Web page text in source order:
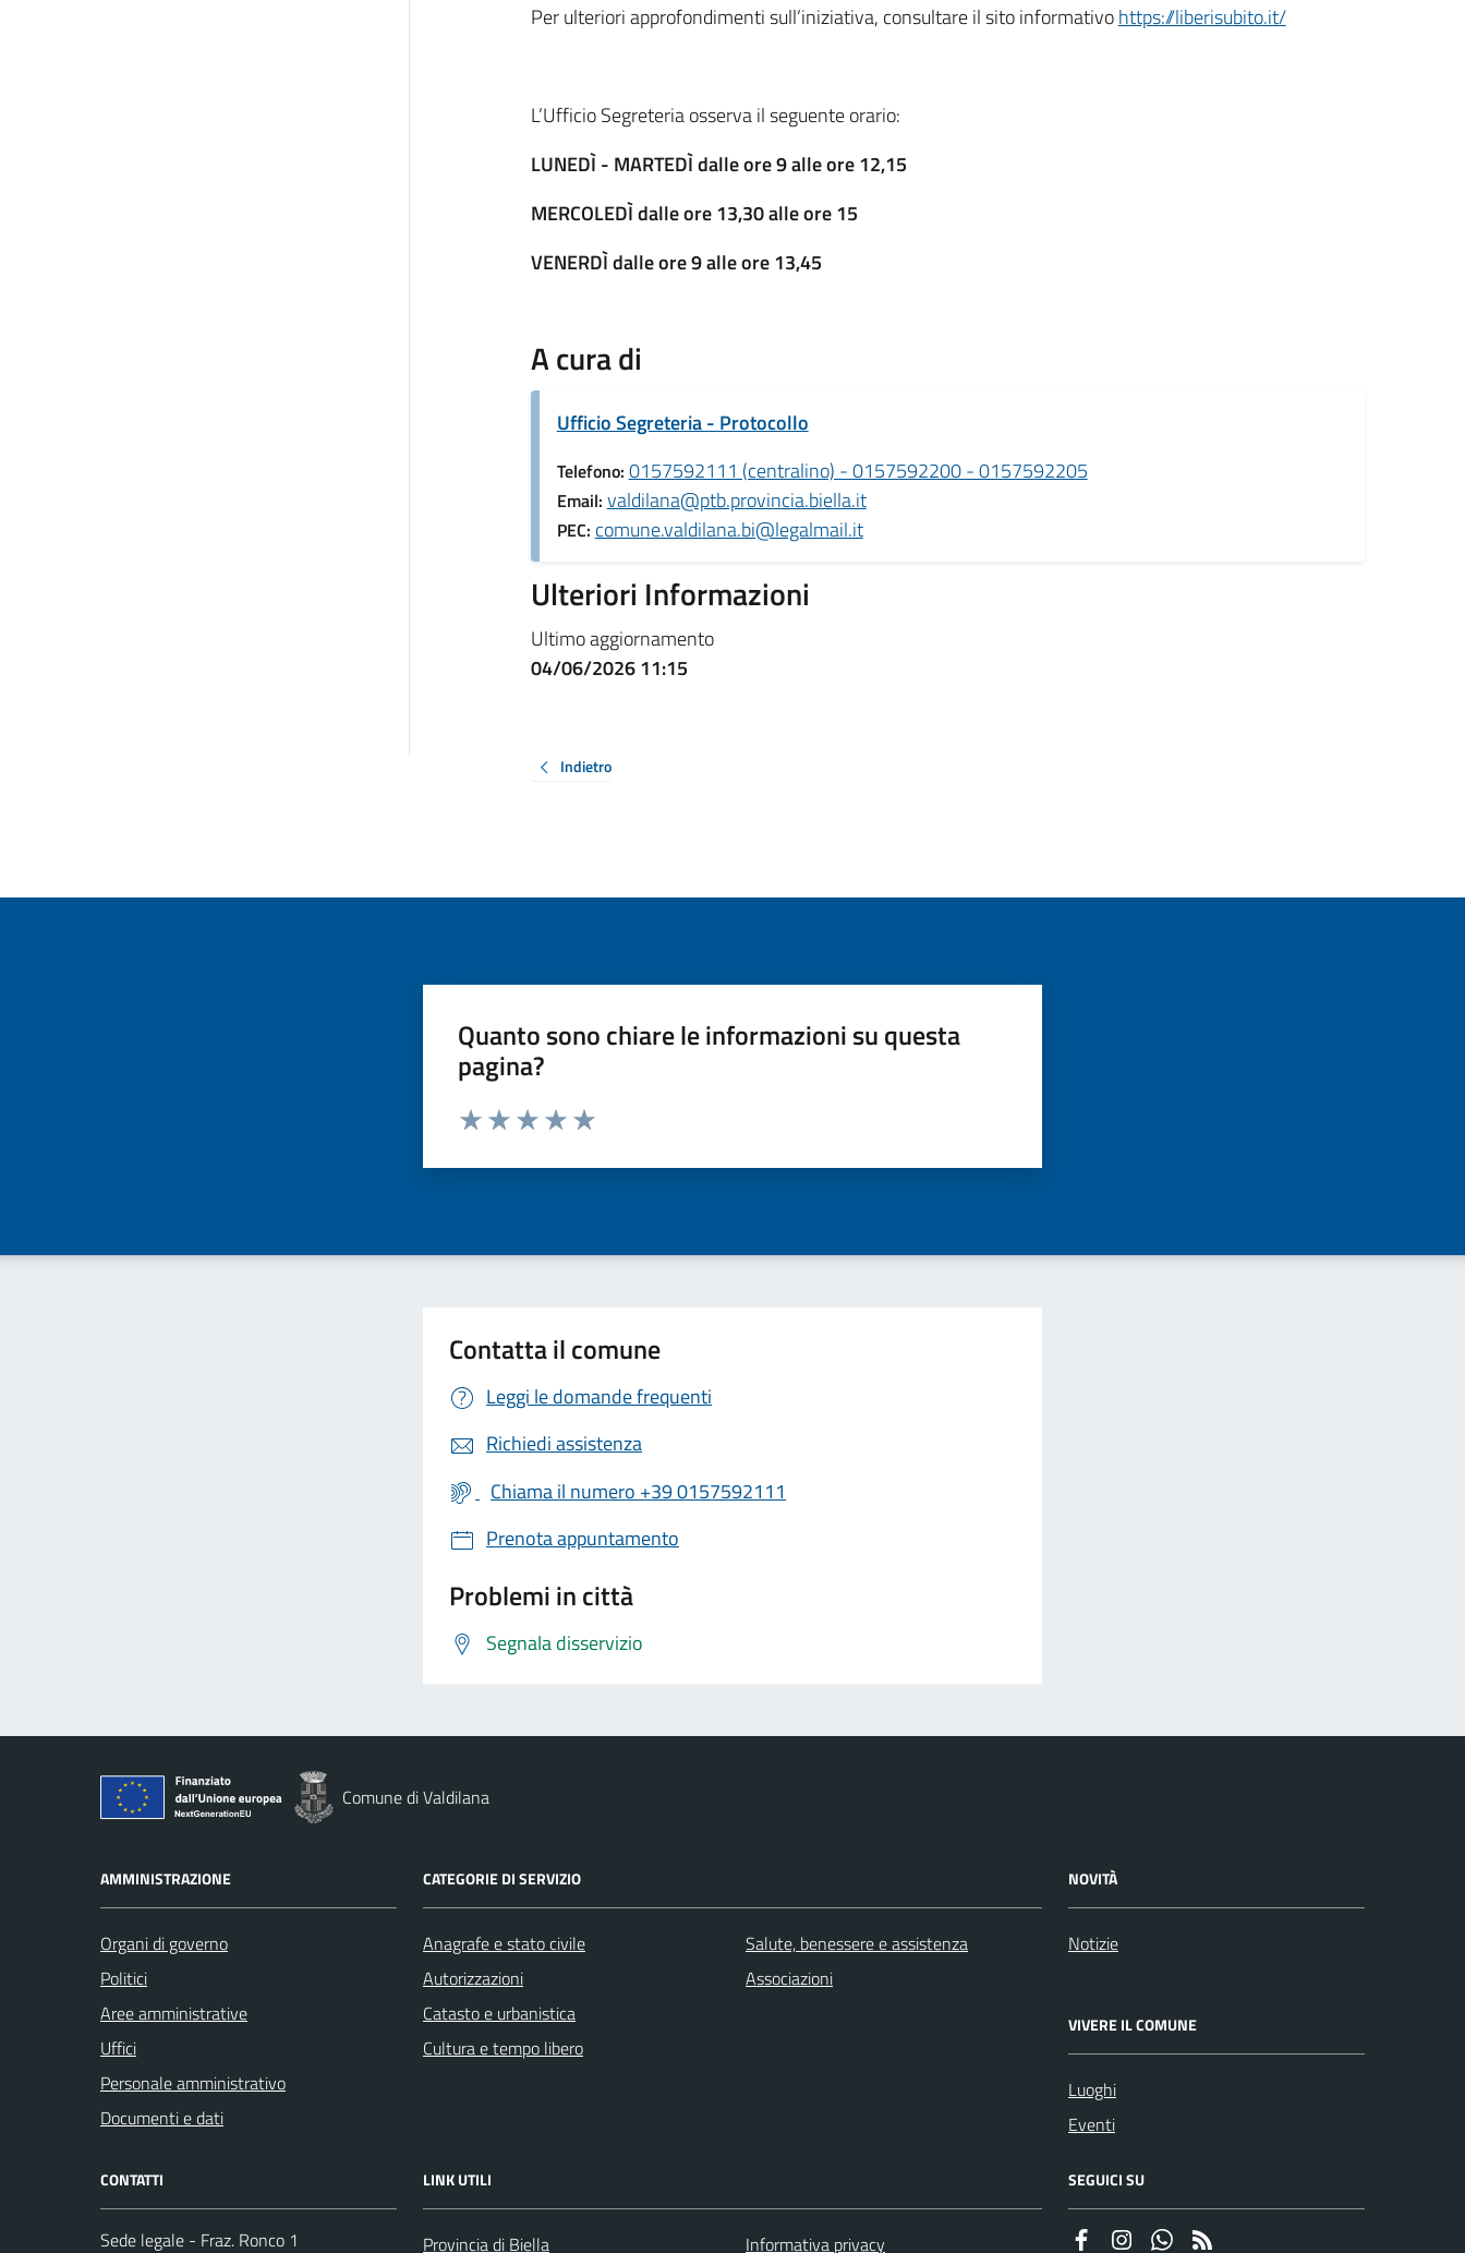
Per ulteriori approfondimenti sull’iniziativa, consultare il sito informativohttps://liberisubito.it/
L’Ufficio Segreteria osserva il seguente orario:
LUNEDÌ - MARTEDÌ dalle ore 9 alle ore 12,15
MERCOLEDÌ dalle ore 13,30 alle ore 15
VENERDÌ dalle ore 9 alle ore 13,45
A cura di
Ufficio Segreteria - Protocollo
Telefono: 0157592111 (centralino) - 0157592200 - 0157592205
Email: valdilana@ptb.provincia.biella.it
PEC: comune.valdilana.bi@legalmail.it
Ulteriori Informazioni
Ultimo aggiornamento
04/06/2026 11:15
Indietro
Quanto sono chiare le informazioni su questa
pagina?
Valuta da 1 a 5 stelle la pagina
Contatta il comune
Leggi le domande frequenti
Richiedi assistenza
Chiama il numero +39 0157592111
Prenota appuntamento
Problemi in città
Segnala disservizio
Comune di Valdilana
AMMINISTRAZIONE
Organi di governo
Politici
Aree amministrative
Uffici
Personale amministrativo
Documenti e dati
CATEGORIE DI SERVIZIO
Anagrafe e stato civile
Autorizzazioni
Catasto e urbanistica
Cultura e tempo libero
Salute, benessere e assistenza
Associazioni
NOVITÀ
Notizie
VIVERE IL COMUNE
Luoghi
Eventi
CONTATTI
Sede legale - Fraz. Ronco 1
LINK UTILI
Provincia di Biella Informativa privacy
SEGUICI SU